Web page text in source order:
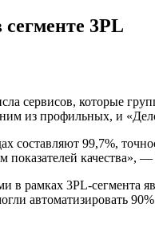
3PL
сервисов, которые
из профильных, и
99,7%,
качества»,
рамках 3PL-сегмента
автоматизировать